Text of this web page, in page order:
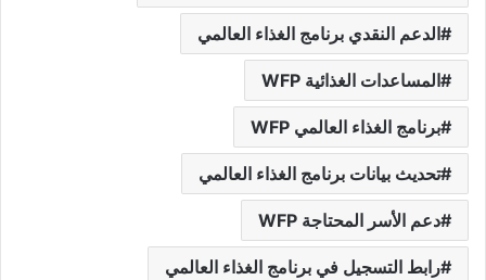
الدعم النقدي برنامج الغذاء العالمي
المساعدات الغذائية WFP
برنامج الغذاء العالمي WFP
تحديث بيانات برنامج الغذاء العالمي
دعم الأسر المحتاجة WFP
رابط التسجيل في برنامج الغذاء العالمي